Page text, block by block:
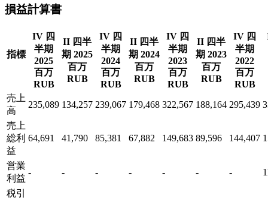
損益計算書
指標
IV 四
半期
2025
百万
RUB
II 四半
期 2025
百万
RUB
IV 四
半期
2024
百万
RUB
II 四半
期 2024
百万
RUB
IV 四
半期
2023
百万
RUB
II 四半
期 2023
百万
RUB
IV 四
半期
2022
百万
RUB
売上
高
235,089 134,257 239,067 179,468 322,567 188,164 295,439
売上
総利
益
64,691 41,790 85,381 67,882 149,683 89,596 144,407
営業
利益
- - - - - - -
税引